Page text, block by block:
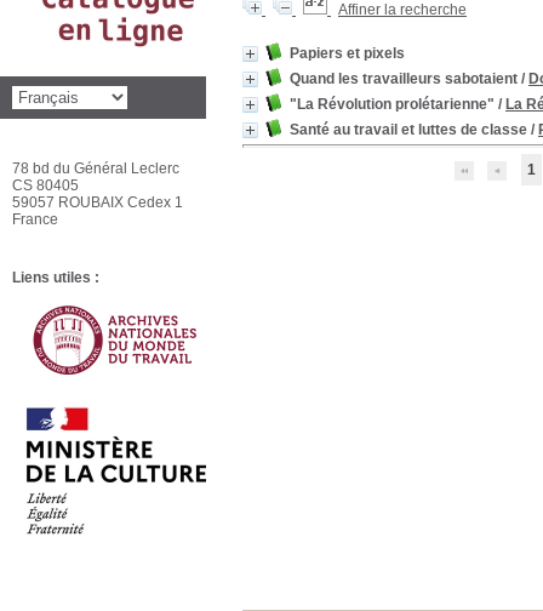
Affiner la recherche
Papiers et pixels
Quand les travailleurs sabotaient /
"La Révolution prolétarienne" / La
Santé au travail et luttes de classe /
1
78 bd du Général Leclerc
CS 80405
59057 ROUBAIX Cedex 1
France
Liens utiles :